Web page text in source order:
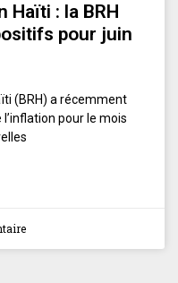
Haïti : la BRH
pour juin
(BRH) a récemment
pour le mois